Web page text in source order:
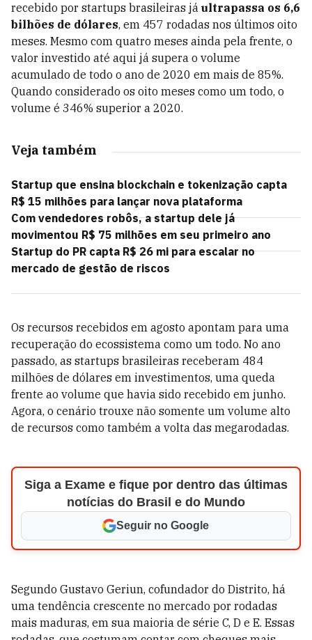
recebido por startups brasileiras já ultrapassa os 6,6
bilhões de dólares, em 457 rodadas nos últimos oito
meses. Mesmo com quatro meses ainda pela frente, o
valor investido até aqui já supera o volume
acumulado de todo o ano de 2020 em mais de 85%.
Quando considerado os oito meses como um todo, o
volume é 346% superior a 2020.
Veja também
Startup que ensina blockchain e tokenização capta
R$ 15 milhões para lançar nova plataforma
Com vendedores robôs, a startup dele já
movimentou R$ 75 milhões em seu primeiro ano
Startup do PR capta R$ 26 mi para escalar no
mercado de gestão de riscos
Os recursos recebidos em agosto apontam para uma
recuperação do ecossistema como um todo. No ano
passado, as startups brasileiras receberam 484
milhões de dólares em investimentos, uma queda
frente ao volume que havia sido recebido em junho.
Agora, o cenário trouxe não somente um volume alto
de recursos como também a volta das megarodadas.
Siga a Exame e fique por dentro das últimas
notícias do Brasil e do Mundo
Seguir no Google
Segundo Gustavo Geriun, cofundador do Distrito, há
uma tendência crescente no mercado por rodadas
mais maduras, em sua maioria de série C, D e E. Essas